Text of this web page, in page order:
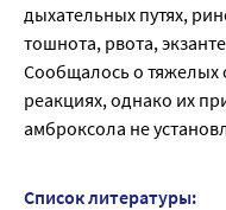
дыхательных путях,
тошнота, рвота,
Сообщалось о тяжелых
реакциях, однако их
амброксола не
Список литературы: